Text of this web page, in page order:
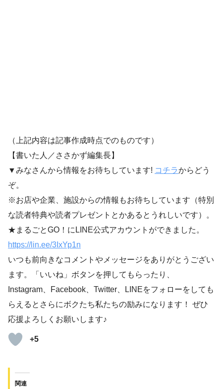
（上記内容は記事作成時点でのものです）
【書いた人／ささかず編集長】
▼みなさんから情報をお待ちしています! コチラからどう
ぞ。
※お店や企業、施設からの情報もお待ちしています（特別
な読者特典や読者プレゼントとかあるとうれしいです）。
★まるごとGO！にLINE公式アカウントができました。
https://lin.ee/3IxYp1n
いつも前向きなコメントやメッセージをありがとうござい
ます。「いいね」ボタンを押してもらったり、
Instagram、Facebook、Twitter、LINEをフォローをしても
らえるとさらにボクたち私たちの励みになります！ ぜひ
応援よろしくお願いします♪
+5
関連